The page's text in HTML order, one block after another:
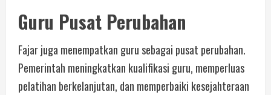
Guru Pusat Perubahan
Fajar juga menempatkan guru sebagai pusat perubahan.
Pemerintah meningkatkan kualifikasi guru, memperluas
pelatihan berkelanjutan, dan memperbaiki kesejahteraan